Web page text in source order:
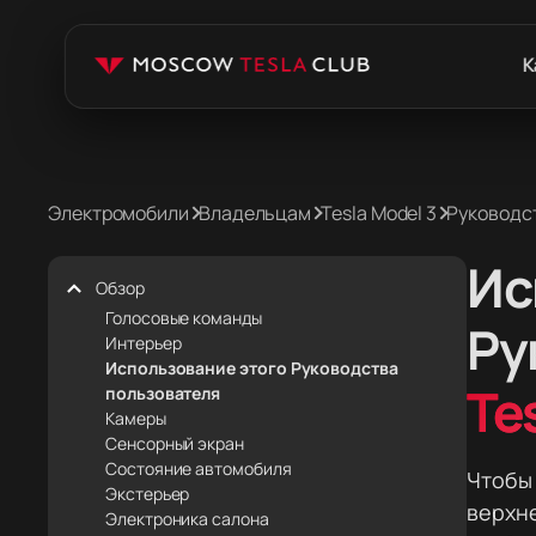
Электромобили Владельцам Tesla Model 3
Обзор
Голосовые команды
Интерьер
Использование этого Руководства
пользователя
Камеры
Сенсорный экран
Состояние автомобиля
Экстерьер
Электроника салона
Чтобы